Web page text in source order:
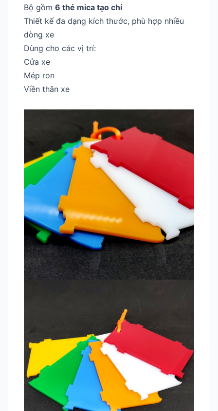
Bộ gồm 6 thẻ mica tạo chỉ
Thiết kế đa dạng kích thước, phù hợp nhiều
dòng xe
Dùng cho các vị trí:
Cửa xe
Mép ron
Viền thân xe